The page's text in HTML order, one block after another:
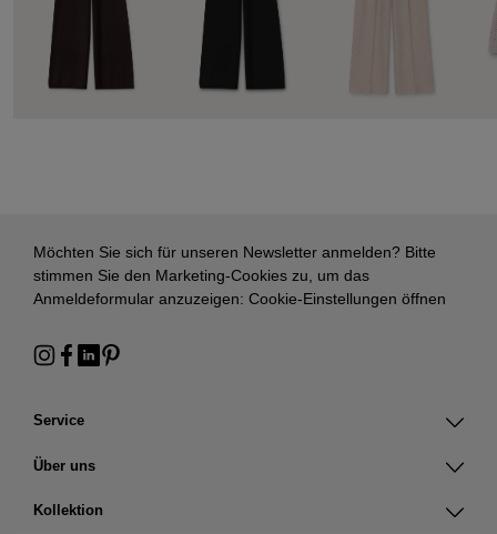
Service
Über uns
Kollektion
Möchten Sie sich für unseren Newsletter anmelden? Bitte
stimmen Sie den Marketing-Cookies zu, um das
Anmeldeformular anzuzeigen: Cookie-Einstellungen öffnen